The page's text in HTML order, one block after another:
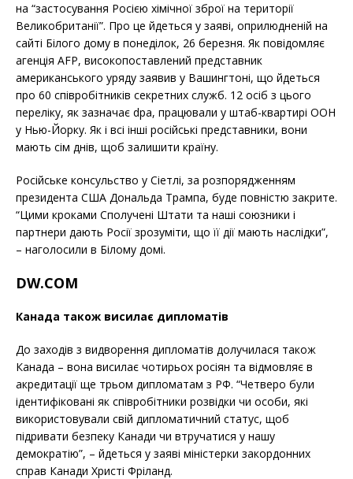
на “застосування Росією хімічної зброї на території
Великобританії”. Про це йдеться у заяві, оприлюдненій на
сайті Білого дому в понеділок, 26 березня. Як повідомляє
агенція AFP, високопоставлений представник
американського уряду заявив у Вашингтоні, що йдеться
про 60 співробітників секретних служб. 12 осіб з цього
переліку, як зазначає dpa, працювали у штаб-квартирі ООН
у Нью-Йорку. Як і всі інші російські представники, вони
мають сім днів, щоб залишити країну.
Російське консульство у Сіетлі, за розпорядженням
президента США Дональда Трампа, буде повністю закрите.
“Цими кроками Сполучені Штати та наші союзники і
партнери дають Росії зрозуміти, що її дії мають наслідки”,
– наголосили в Білому домі.
DW.COM
Канада також висилає дипломатів
До заходів з видворення дипломатів долучилася також
Канада – вона висилає чотирьох росіян та відмовляє в
акредитації ще трьом дипломатам з РФ. “Четверо були
ідентифіковані як співробітники розвідки чи особи, які
використовували свій дипломатичний статус, щоб
підривати безпеку Канади чи втручатися у нашу
демократію”, – йдеться у заяві міністерки закордонних
справ Канади Христі Фріланд.